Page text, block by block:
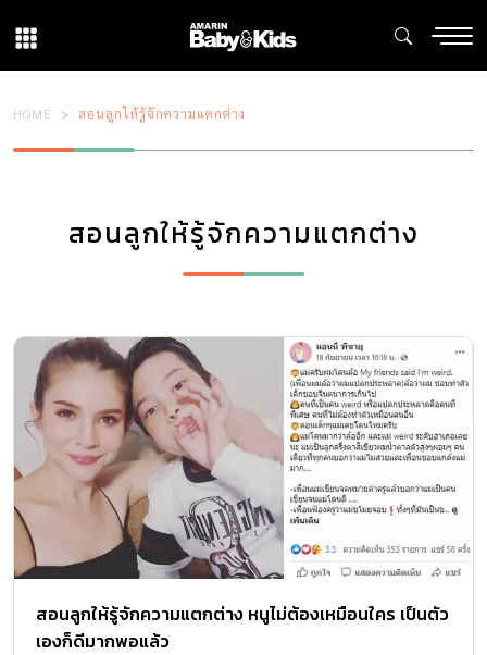
HOME สอนลูกให้รู้จักความแตกต่าง
สอนลูกให้รู้จักความแตกต่าง
สอนลูกให้รู้จักความแตกต่าง หนูไม่ต้องเหมือนใคร เป็นตัว
เองก็ดีมากพอแล้ว